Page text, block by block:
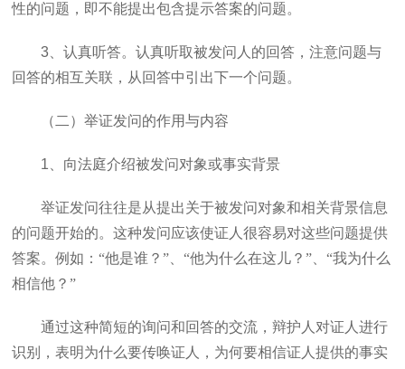
性的问题，即不能提出包含提示答案的问题。
3 、认真听答。认真听取被发问人的回答，注意问题与
回答的相互关联，从回答中引出下一个问题。
（二）举证发问的作用与内容
1 、向法庭介绍被发问对象或事实背景
举证发问往往是从提出关于被发问对象和相关背景信息
的问题开始的。这种发问应该使证人很容易对这些问题提供
答案。例如：“他是谁？”、“他为什么在这儿？”、“我为什么
相信他？”
通过这种简短的询问和回答的交流，辩护人对证人进行
识别，表明为什么要传唤证人，为何要相信证人提供的事实